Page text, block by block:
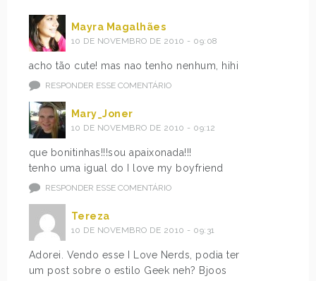
Mayra Magalhães
10 DE NOVEMBRO DE 2010 - 09:08
acho tão cute! mas nao tenho nenhum, hihi
RESPONDER ESSE COMENTÁRIO
Mary_Joner
10 DE NOVEMBRO DE 2010 - 09:12
que bonitinhas!!!sou apaixonada!!!
tenho uma igual do I love my boyfriend
RESPONDER ESSE COMENTÁRIO
Tereza
10 DE NOVEMBRO DE 2010 - 09:31
Adorei. Vendo esse I Love Nerds, podia ter
um post sobre o estilo Geek neh? Bjoos